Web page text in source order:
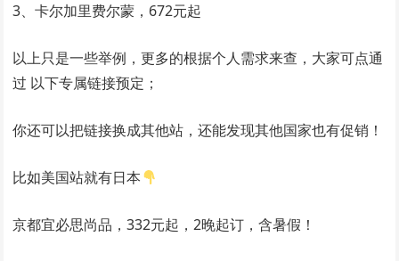
3、卡尔加里费尔蒙，672元起
以上只是一些举例，更多的根据个人需求来查，大家可点通
过 以下专属链接预定；
你还可以把链接换成其他站，还能发现其他国家也有促销！
比如美国站就有日本
京都宜必思尚品，332元起，2晚起订，含暑假！